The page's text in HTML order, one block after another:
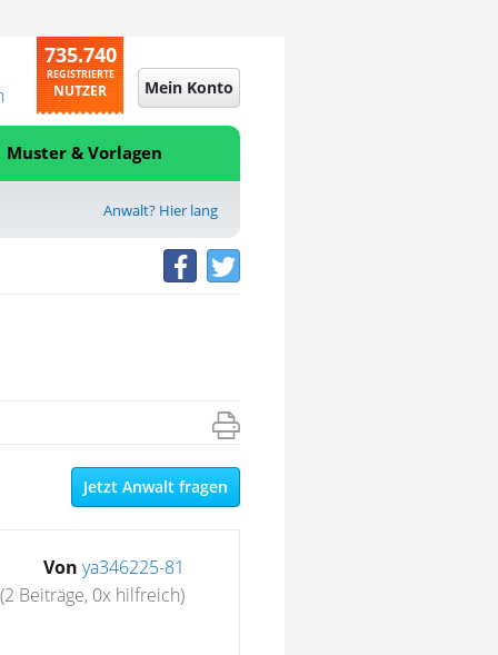
735.740
REGISTRIERTE
NUTZER Mein Konto
Muster & Vorlagen
Anwalt? Hier lang
Jetzt Anwalt fragen
Von ya346225-81
(2 Beiträge, 0x hilfreich)